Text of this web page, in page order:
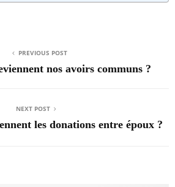
PREVIOUS POST
nos avoirs communs ?
NEXT POST
les donations entre époux ?